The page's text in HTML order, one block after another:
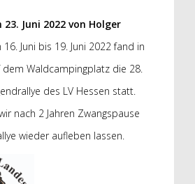
23. Juni 2022 von Holger
Juni bis 19. Juni 2022 fand in
Waldcampingplatz die 28.
des LV Hessen statt.
nach 2 Jahren Zwangspause
wieder aufleben lassen.